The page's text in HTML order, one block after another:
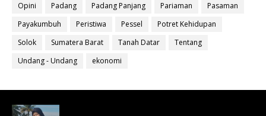
Opini
Padang Padang Panjang Pariaman
Pasaman
Payakumbuh
Peristiwa Pessel
Potret Kehidupan
Solok
Sumatera Barat Tanah Datar
Tentang
Undang - Undang
ekonomi